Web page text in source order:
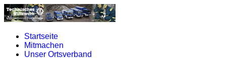
Startseite
Mitmachen
Unser Ortsverband